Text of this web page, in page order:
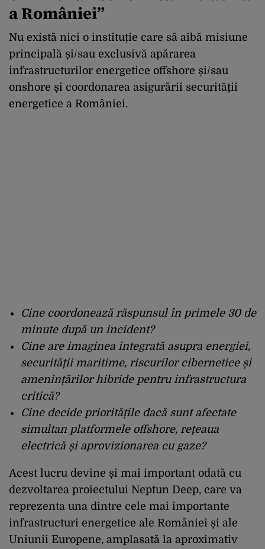
a României”
Nu există nici o instituție care să aibă misiune
principală și/sau exclusivă apărarea
infrastructurilor energetice offshore și/sau
onshore și coordonarea asigurării securității
energetice a României.
Cine coordonează răspunsul în primele 30 de
minute după un incident?
Cine are imaginea integrată asupra energiei,
securității maritime, riscurilor cibernetice și
amenințărilor hibride pentru infrastructura
critică?
Cine decide prioritățile dacă sunt afectate
simultan platformele offshore, rețeaua
electrică și aprovizionarea cu gaze?
Acest lucru devine și mai important odată cu
dezvoltarea proiectului Neptun Deep, care va
reprezenta una dintre cele mai importante
infrastructuri energetice ale României și ale
Uniunii Europene, amplasată la aproximativ